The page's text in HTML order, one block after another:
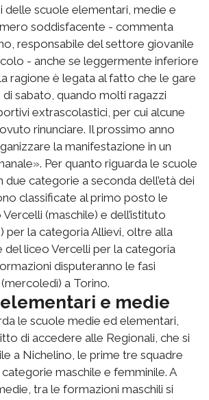
delle scuole elementari, medie e
soddisfacente - commenta
responsabile del settore giovanile
- anche se leggermente inferiore
ragione è legata al fatto che le gare
sabato, quando molti ragazzi
extrascolastici, per cui alcune
rinunciare. Il prossimo anno
la manifestazione in un
Per quanto riguarda le scuole
due categorie a seconda dell’età dei
classificate al primo posto le
(maschile) e dell’istituto
per la categoria Allievi, oltre alla
del liceo Vercelli per la categoria
disputeranno le fasi
a Torino.
e medie
le scuole medie ed elementari,
di accedere alle Regionali, che si
a Nichelino, le prime tre squadre
maschile e femminile. A
tra le formazioni maschili si